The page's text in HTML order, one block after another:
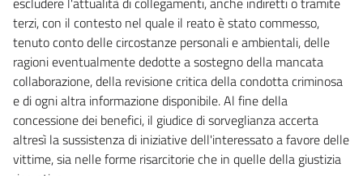
terzi, con il contesto nel quale il reato è stato commesso,
tenuto conto delle circostanze personali e ambientali, delle
ragioni eventualmente dedotte a sostegno della mancata
collaborazione, della revisione critica della condotta criminosa
e di ogni altra informazione disponibile. Al fine della
concessione dei benefici, il giudice di sorveglianza accerta
altresì la sussistenza di iniziative dell'interessato a favore delle
vittime, sia nelle forme risarcitorie che in quelle della giustizia